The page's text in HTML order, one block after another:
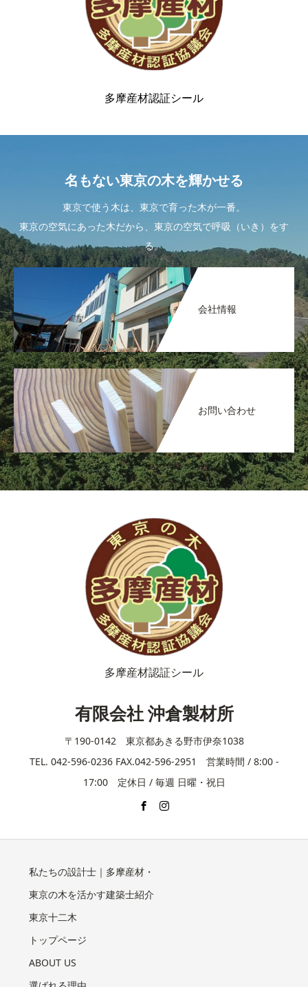
多摩産材認証シール
名もない東京の木を輝かせる
東京で使う木は、東京で育った木が一番。
東京の空気にあった木だから、東京の空気で呼吸（いき）をす
る。
会社情報
お問い合わせ
多摩産材認証シール
有限会社 沖倉製材所
〒190-0142 東京都あきる野市伊奈1038
TEL. 042-596-0236 FAX.042-596-2951 営業時間 / 8:00 -
17:00 定休日 / 毎週 日曜・祝日
私たちの設計士｜多摩産材・
東京の木を活かす建築士紹介
東京十二木
トップページ
ABOUT US